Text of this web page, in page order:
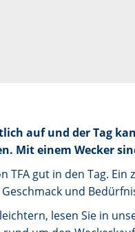
auf und der Tag
Mit einem Wecker
TFA gut in den Tag.
und
lesen Sie in